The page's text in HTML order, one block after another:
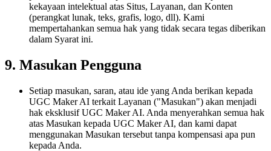
kekayaan intelektual atas Situs, Layanan, dan Konten
(perangkat lunak, teks, grafis, logo, dll). Kami
mempertahankan semua hak yang tidak secara tegas diberikan
dalam Syarat ini.
9. Masukan Pengguna
Setiap masukan, saran, atau ide yang Anda berikan kepada
UGC Maker AI terkait Layanan ("Masukan") akan menjadi
hak eksklusif UGC Maker AI. Anda menyerahkan semua hak
atas Masukan kepada UGC Maker AI, dan kami dapat
menggunakan Masukan tersebut tanpa kompensasi apa pun
kepada Anda.